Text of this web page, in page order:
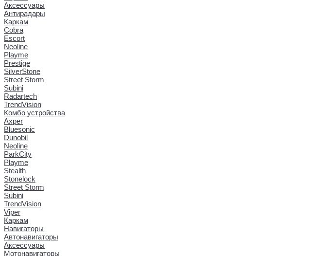
Аксессуары
Антирадары
Каркам
Cobra
Escort
Neoline
Playme
Prestige
SilverStone
Street Storm
Subini
Radartech
TrendVision
Комбо устройства
Axper
Bluesonic
Dunobil
Neoline
ParkCity
Playme
Stealth
Stonelock
Street Storm
Subini
TrendVision
Viper
Каркам
Навигаторы
Автонавигаторы
Аксессуары
Мотонавигаторы